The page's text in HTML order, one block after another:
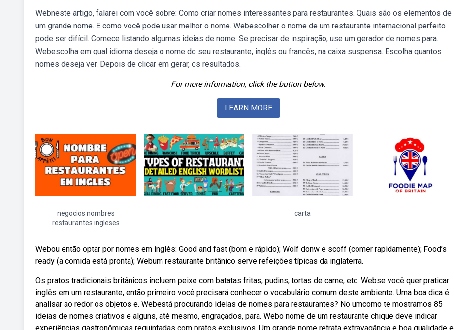
Webneste artigo, falarei com você sobre: Como criar nomes interessantes para restaurantes. Quais são os elementos de
um grande nome. E como você pode usar melhor o nome. Webescolher o nome de um restaurante internacional perfeito
pode ser difícil. Comece listando algumas ideias de nome. Se precisar de inspiração, use um gerador de nomes para.
Webescolha em qual idioma deseja o nome do seu restaurante, inglês ou francês, na caixa suspensa. Escolha quantos
nomes deseja ver. Depois de clicar em gerar, os resultados.
For more information, click the button below.
LEARN MORE
negocios nombres
restaurantes ingleses
carta
Webou então optar por nomes em inglês: Good and fast (bom e rápido); Wolf donw e scoff (comer rapidamente); Food’s
ready (a comida está pronta); Webum restaurante britânico serve refeições típicas da inglaterra.
Os pratos tradicionais britânicos incluem peixe com batatas fritas, pudins, tortas de carne, etc. Webse você quer praticar
inglês em um restaurante, então primeiro você precisará conhecer o vocabulário comum deste ambiente. Uma boa dica é
analisar ao redor os objetos e. Webestá procurando ideias de nomes para restaurantes? No umcomo te mostramos 85
ideias de nomes criativos e alguns, até mesmo, engraçados, para. Webo nome de um restaurante chique deve indicar
experiências gastronômicas requintadas com pratos exclusivos. Um grande nome retrata extravagância e boa qualidade e